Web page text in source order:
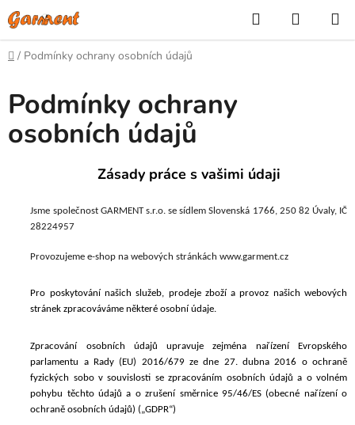
Přejít
na
obsah
Hledat
KOŠÍK
Domů
/ Podmínky ochrany osobních údajů
Podmínky ochrany
osobních údajů
Zásady práce s vašimi údaji
Jsme společnost GARMENT s.r.o. se sídlem Slovenská 1766, 250 82 Úvaly, IČ
28224957
Provozujeme e-shop na webových stránkáchwww.garment.cz
Pro poskytování našich služeb, prodeje zboží a provoz našich webových
stránek zpracováváme některé osobní údaje.
Zpracování osobních údajů upravuje zejména nařízení Evropského
parlamentu a Rady (EU) 2016/679 ze dne 27. dubna 2016 o ochraně
fyzických sobo v souvislosti se zpracováním osobních údajů a o volném
pohybu těchto údajů a o zrušení směrnice 95/46/ES (obecné nařízení o
ochraně osobních údajů) („GDPR“)